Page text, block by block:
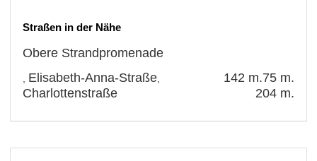
Straßen in der Nähe
Obere Strandpromenade
75 m.
Elisabeth-Anna-Straße 142 m.
Charlottenstraße 204 m.